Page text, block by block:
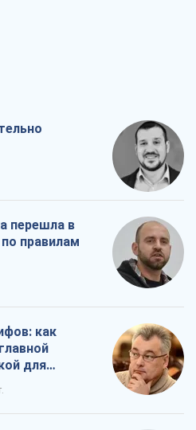
перешла в
правилам
как
для